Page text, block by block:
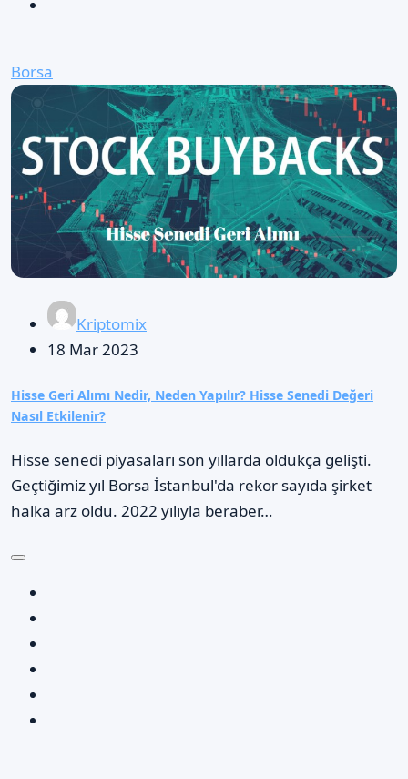
Borsa
Kriptomix
18 Mar 2023
Hisse Geri Alımı Nedir, Neden Yapılır? Hisse Senedi Değeri
Nasıl Etkilenir?
Hisse senedi piyasaları son yıllarda oldukça gelişti.
Geçtiğimiz yıl Borsa İstanbul'da rekor sayıda şirket
halka arz oldu. 2022 yılıyla beraber…